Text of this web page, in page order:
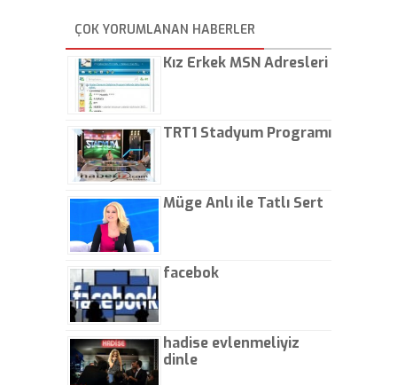
kaptırıyorsunuz. - Kayhan
Gezenti
ÇOK YORUMLANAN HABERLER
Kız Erkek MSN Adresleri
TRT1 Stadyum Programı
Müge Anlı ile Tatlı Sert
facebok
hadise evlenmeliyiz
dinle